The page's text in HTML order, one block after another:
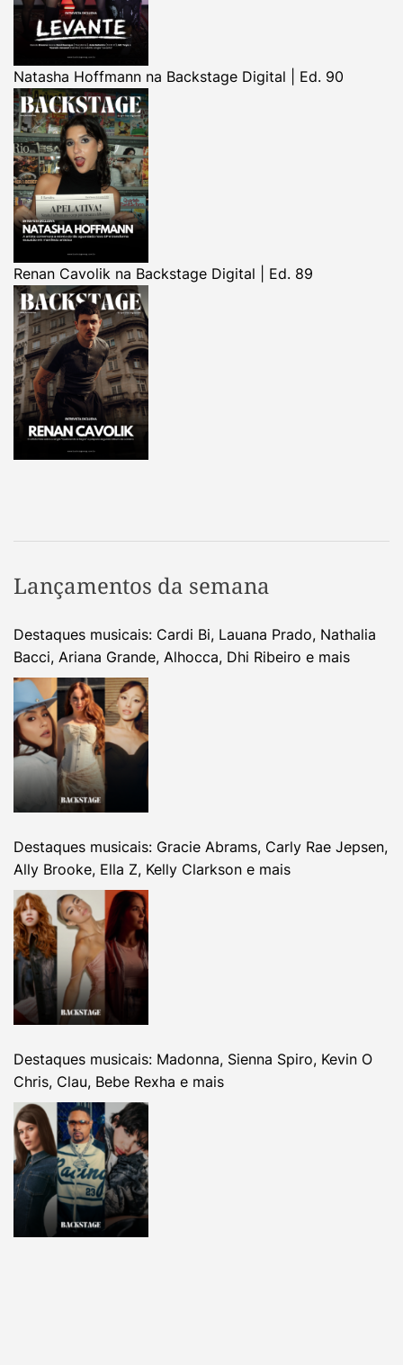
Natasha Hoffmann na Backstage Digital | Ed. 90
Renan Cavolik na Backstage Digital | Ed. 89
Lançamentos da semana
Destaques musicais: Cardi Bi, Lauana Prado, Nathalia
Bacci, Ariana Grande, Alhocca, Dhi Ribeiro e mais
Destaques musicais: Gracie Abrams, Carly Rae Jepsen,
Ally Brooke, Ella Z, Kelly Clarkson e mais
Destaques musicais: Madonna, Sienna Spiro, Kevin O
Chris, Clau, Bebe Rexha e mais